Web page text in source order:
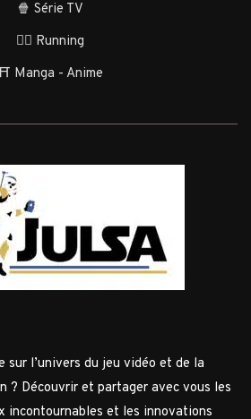
🍿 Série TV
🏃‍♂️ Running
Manga - Anime
sur l’univers du jeu vidéo et de la
? Découvrir et partager avec vous les
incontournables et les innovations